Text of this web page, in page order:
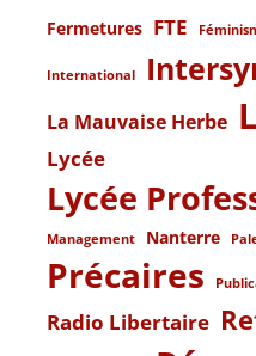
Fermetures FTE
International
La Mauvaise Herbe
Lycée
Lycée
Management Nanterre
Précaires
Radio Libertaire